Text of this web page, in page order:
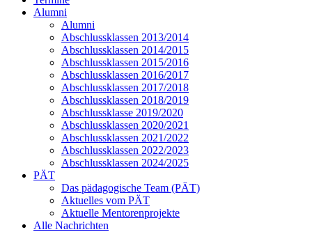
Alumni
Alumni
Abschlussklassen 2013/2014
Abschlussklassen 2014/2015
Abschlussklassen 2015/2016
Abschlussklassen 2016/2017
Abschlussklassen 2017/2018
Abschlussklassen 2018/2019
Abschlussklasse 2019/2020
Abschlussklassen 2020/2021
Abschlussklassen 2021/2022
Abschlussklassen 2022/2023
Abschlussklassen 2024/2025
PÄT
Das pädagogische Team (PÄT)
Aktuelles vom PÄT
Aktuelle Mentorenprojekte
Alle Nachrichten